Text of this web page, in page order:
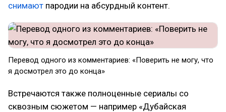
снимают пародии на абсурдный контент.
Перевод одного из комментариев: «Поверить не могу, что
я досмотрел это до конца»
Встречаются также полноценные сериалы со
сквозным сюжетом — например «Дубайская